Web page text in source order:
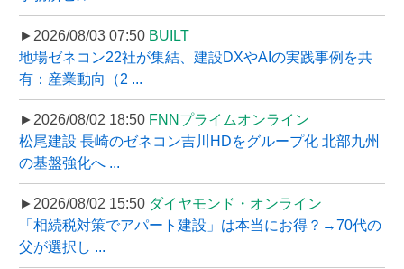
►2026/08/03 07:50 BUILT
地場ゼネコン22社が集結、建設DXやAIの実践事例を共
有：産業動向（2 ...
►2026/08/02 18:50 FNNプライムオンライン
松尾建設 長崎のゼネコン吉川HDをグループ化 北部九州
の基盤強化へ ...
►2026/08/02 15:50 ダイヤモンド・オンライン
「相続税対策でアパート建設」は本当にお得？→70代の
父が選択し ...